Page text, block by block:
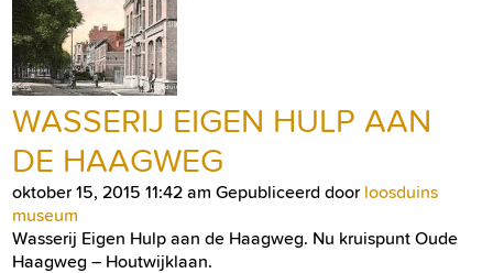
WASSERIJ EIGEN HULP AAN
DE HAAGWEG
oktober 15, 2015 11:42 am Gepubliceerd door loosduins
museum
Wasserij Eigen Hulp aan de Haagweg. Nu kruispunt Oude
Haagweg – Houtwijklaan.